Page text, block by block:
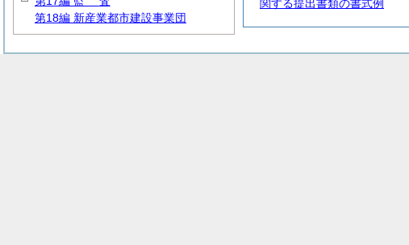
関する提出書類の書式例
第18編 新産業都市建設事業団